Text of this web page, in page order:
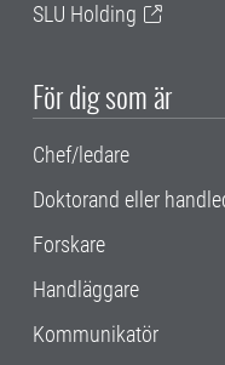
SLU Holding
För dig som är
Chef/ledare
Doktorand eller
Forskare
Handläggare
Kommunikatör